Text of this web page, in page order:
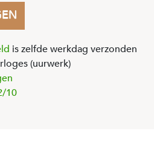
is zelfde werkdag verzonden
(uurwerk)
10